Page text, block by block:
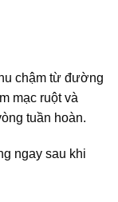
chậm từ đường
mạc ruột và
tuần hoàn.
ngay sau khi